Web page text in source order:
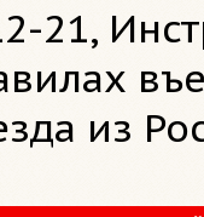
21,
из